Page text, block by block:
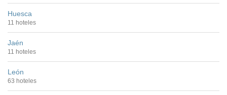
Huesca
11 hoteles
Jaén
11 hoteles
León
63 hoteles